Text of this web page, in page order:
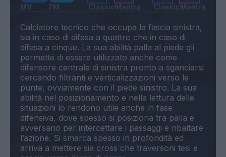
MV FM ClassicMantra ClassicMantra
Calciatore tecnico che occupa la fascia sinistra,
sia in caso di difesa a quattro che in caso di
difesa a cinque. La sua abilità palla al piede gli
permette di essere utilizzato anche come
difensore centrale di sinistra pronto a sganciarsi
cercando filtranti e verticalizzazioni verso le
punte, ovviamente con il piede sinistro. La sua
abilità nel posizionamento e nella lettura delle
situazioni lo rendono utile anche in fase
difensiva, dove spesso si posiziona tra palla e
avversario per intercettare i passaggi e ribaltare
l’azione. Si smarca spesso in profondità ed
arriva a mettere sia cross che traversoni tesi e